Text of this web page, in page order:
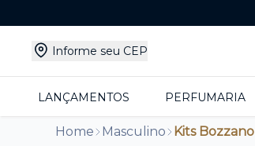
Informe seu CEP
LANÇAMENTOS PERFUMARIA
Home Masculino Kits Bozzano